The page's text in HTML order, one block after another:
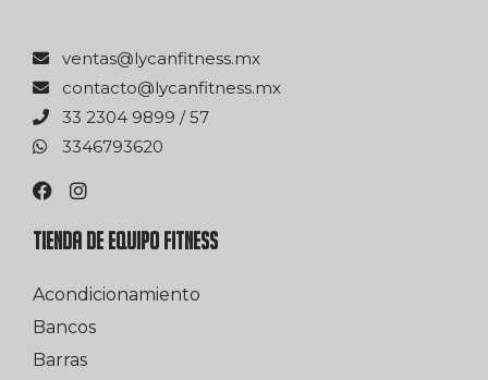
xm.ssentifnacyl@satnev
xm.ssentifnacyl@otcatnoc
75 / 9989 4032 33
0263976433
TIENDA DE EQUIPO FITNESS
Acondicionamiento
Bancos
Barras